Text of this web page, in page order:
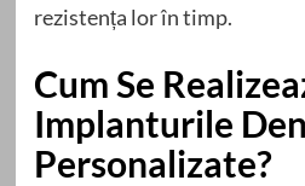
rezistența lor în timp.
Cum Se
Implanturile
Personalizate?